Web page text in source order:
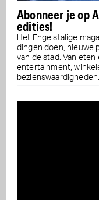
Abonneer je op
edities!
Het Engelstalige
dingen doen, nieuwe
van de stad. Van
entertainment,
bezienswaardigheden...